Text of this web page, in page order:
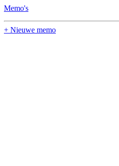
Memo's
+ Nieuwe memo